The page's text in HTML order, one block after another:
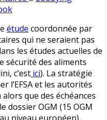
OGM
étude coordonnée par
qui ne seraient pas
les études actuelles de
sécurité des aliments
c’est ici). La stratégie
l’EFSA et les autorités
que des échéances
dossier OGM (15 OGM